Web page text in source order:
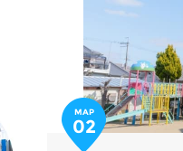
MAP
02